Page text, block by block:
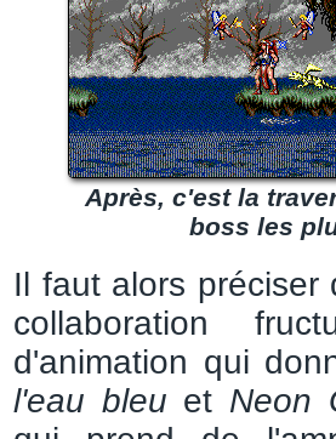
Après, c'est la
boss les
Il faut alors préciser
collaboration
d'animation qui
l'eau bleu et Neon